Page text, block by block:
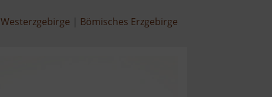
Westerzgebirge Bömisches Erzgebirge